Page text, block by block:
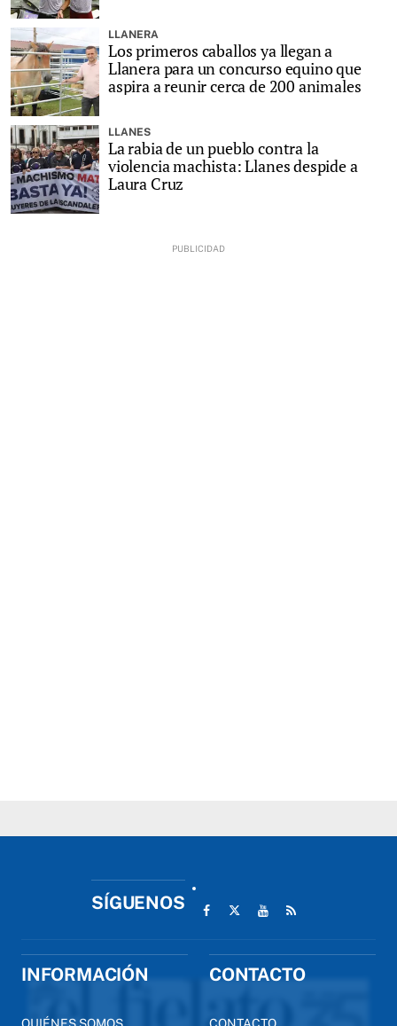
LLANERA
Los primeros caballos ya llegan a
Llanera para un concurso equino que
aspira a reunir cerca de 200 animales
LLANES
La rabia de un pueblo contra la
violencia machista: Llanes despide a
Laura Cruz
SÍGUENOS
INFORMACIÓN CONTACTO